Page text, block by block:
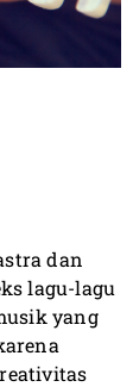
dan
lagu-lagu
yang